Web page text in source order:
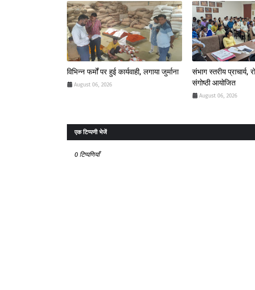
विभिन्न फर्मों पर हुई कार्यवाही, लगाया जुर्माना
August 06, 2026
संभाग स्तरीय प्राचार्य,
संगोष्ठी आयोजित
August 06, 2026
एक टिप्पणी भेजें
0 टिप्पणियाँ